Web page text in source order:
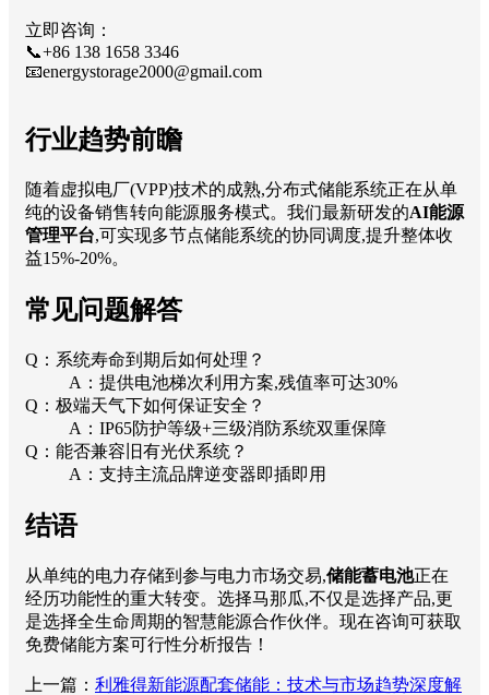
立即咨询：
📞+86 138 1658 3346
📧energystorage2000@gmail.com
行业趋势前瞻
随着虚拟电厂(VPP)技术的成熟,分布式储能系统正在从单
纯的设备销售转向能源服务模式。我们最新研发的AI能源
管理平台,可实现多节点储能系统的协同调度,提升整体收
益15%-20%。
常见问题解答
Q：系统寿命到期后如何处理？
A：提供电池梯次利用方案,残值率可达30%
Q：极端天气下如何保证安全？
A：IP65防护等级+三级消防系统双重保障
Q：能否兼容旧有光伏系统？
A：支持主流品牌逆变器即插即用
结语
从单纯的电力存储到参与电力市场交易,储能蓄电池正在
经历功能性的重大转变。选择马那瓜,不仅是选择产品,更
是选择全生命周期的智慧能源合作伙伴。现在咨询可获取
免费储能方案可行性分析报告！
上一篇： 利雅得新能源配套储能：技术与市场趋势深度解